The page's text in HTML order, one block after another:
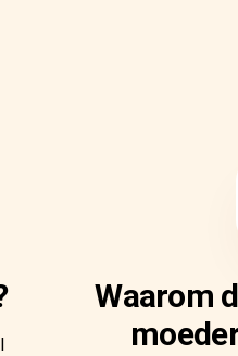
Waarom